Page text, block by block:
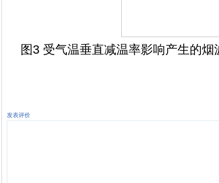
图3 受气温垂直减温率影响产生的烟
发表评价